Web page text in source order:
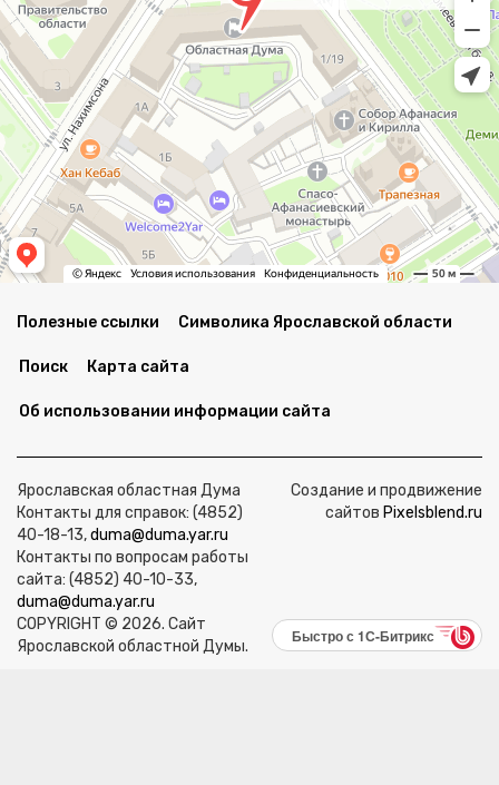
Полезные ссылки Символика Ярославской области
Поиск Карта сайта
Об использовании информации сайта
Ярославская областная Дума
Контакты для справок: (4852)
40-18-13,duma@duma.yar.ru
Контакты по вопросам работы
сайта: (4852) 40-10-33,
duma@duma.yar.ru
COPYRIGHT © 2026. Сайт
Ярославской областной Думы.
Создание и продвижение
сайтов Pixelsblend.ru
Быстро с 1С-Битрикс